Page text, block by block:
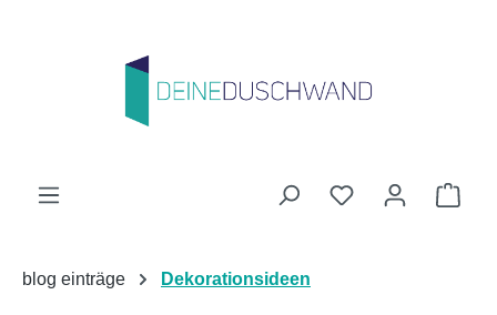
Du hast 0
blog einträge Dekorationsideen